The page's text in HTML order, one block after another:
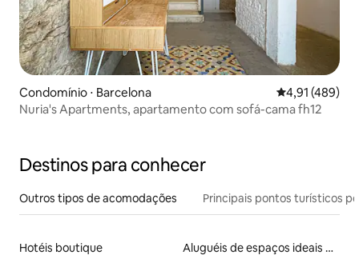
Condomínio ⋅ Barcelona 4,91 de uma
4,91 (489)
Nuria's Apartments, apartamento com sofá-cama fh12
Destinos para conhecer
Outros tipos de acomodações Principais pontos turísticos
Hotéis boutique Aluguéis de espaços ideais para famílias